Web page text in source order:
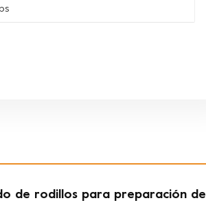
de rodillos para preparación de